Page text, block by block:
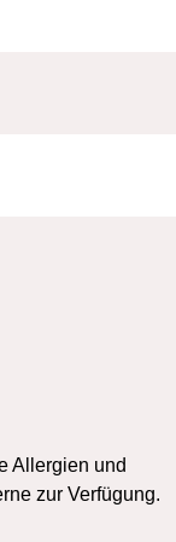
Allergien und
zur Verfügung.